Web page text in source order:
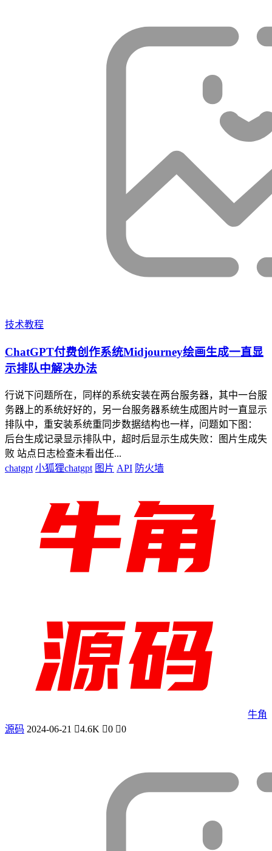
技术教程
ChatGPT付费创作系统Midjourney绘画生成一直显
示排队中解决办法
行说下问题所在，同样的系统安装在两台服务器，其中一台服
务器上的系统好好的，另一台服务器系统生成图片时一直显示
排队中，重安装系统重同步数据结构也一样，问题如下图：
后台生成记录显示排队中，超时后显示生成失败：图片生成失
败 站点日志检查未看出任...
chatgpt 小狐狸chatgpt 图片 API 防火墙
牛角
源码 2024-06-21 4.6K 0 0